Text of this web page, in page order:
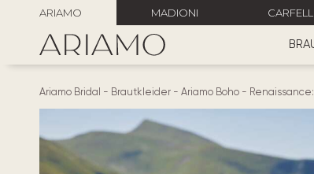
ARIAMO MADIONI CARFELLI
Ariamo Bridal - Brautkleider - Ariamo Boho -